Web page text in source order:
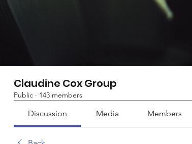
Claudine Cox Group
Public · 143 members
Discussion Media Members